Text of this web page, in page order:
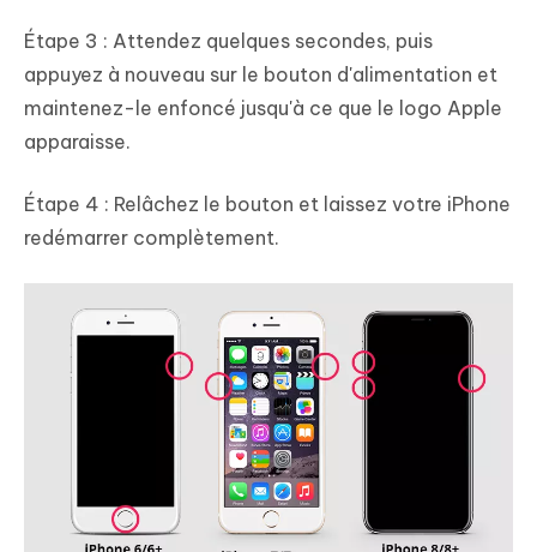
Étape 3 : Attendez quelques secondes, puis
appuyez à nouveau sur le bouton d'alimentation et
maintenez-le enfoncé jusqu'à ce que le logo Apple
apparaisse.
Étape 4 : Relâchez le bouton et laissez votre iPhone
redémarrer complètement.